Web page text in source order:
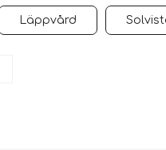
Läppvård